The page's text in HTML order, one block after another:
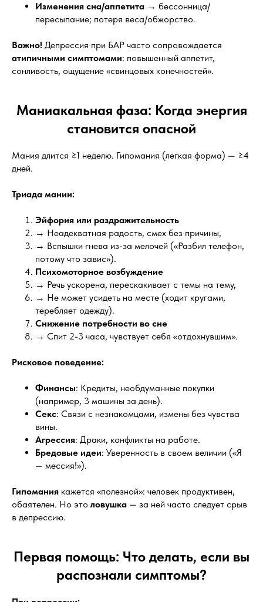
Изменения сна/аппетита → бессонница/
пересыпание; потеря веса/обжорство.
Важно! Депрессия при БАР часто сопровождается
атипичными симптомами: повышенный аппетит,
сонливость, ощущение «свинцовых конечностей».
Маниакальная фаза: Когда энергия
становится опасной
Мания длится ≥1 неделю. Гипомания (легкая форма) — ≥4
дней.
Триада мании:
Эйфория или раздражительность
→ Неадекватная радость, смех без причины,
→ Вспышки гнева из-за мелочей («Разбил телефон,
потому что завис»).
Психомоторное возбуждение
→ Речь ускорена, перескакивает с темы на тему,
→ Не может усидеть на месте (ходит кругами,
теребляет одежду).
Снижение потребности во сне
→ Спит 2-3 часа, чувствует себя «отдохнувшим».
Рисковое поведение:
Финансы: Кредиты, необдуманные покупки
(например, 3 машины за день).
Секс: Связи с незнакомцами, измены без чувства
вины.
Агрессия: Драки, конфликты на работе.
Бредовые идеи: Уверенность в своем величии («Я
— мессия!»).
Гипомания кажется «полезной»: человек продуктивен,
обаятелен. Но это ловушка — за ней часто следует срыв
в депрессию.
Первая помощь: Что делать, если вы
распознали симптомы?